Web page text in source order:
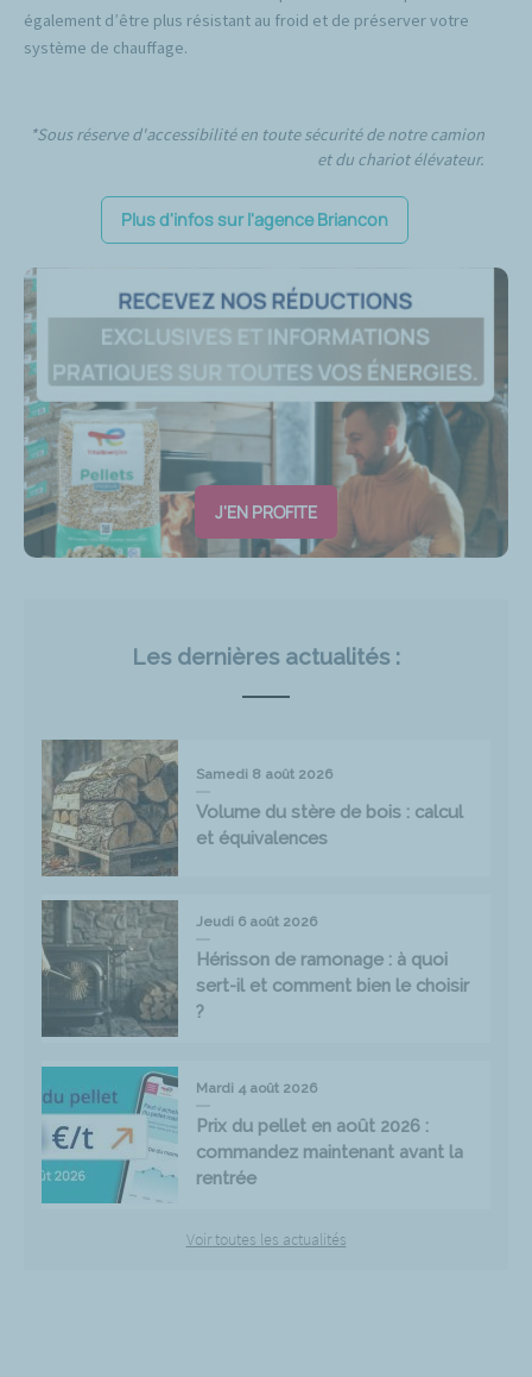
également d’être plus résistant au froid et de préserver votre
système de chauffage.
*Sous réserve d'accessibilité en toute sécurité de notre camion
et du chariot élévateur.
Plus d'infos sur l'agence Briancon
J'EN PROFITE
Les dernières actualités :
Samedi 8 août 2026
Volume du stère de bois : calcul
et équivalences
Jeudi 6 août 2026
Hérisson de ramonage : à quoi
sert-il et comment bien le choisir
?
Mardi 4 août 2026
Prix du pellet en août 2026 :
commandez maintenant avant la
rentrée
Voir toutes les actualités